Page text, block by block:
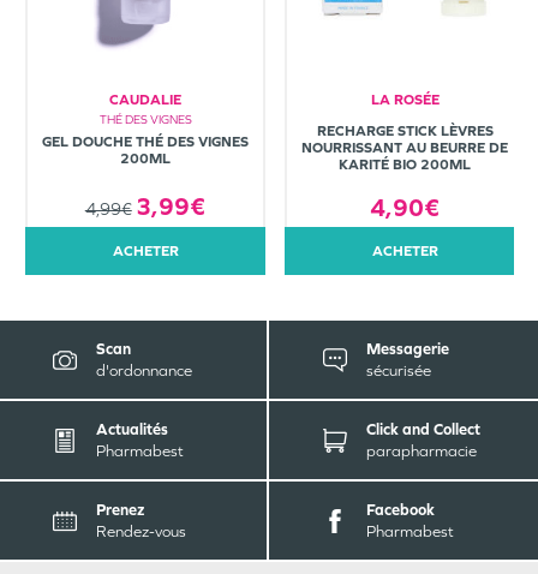
CAUDALIE
THÉ DES VIGNES
GEL DOUCHE THÉ DES VIGNES
200ML
4,99€ 3,99€
ACHETER
LA ROSÉE
RECHARGE STICK LÈVRES
NOURRISSANT AU BEURRE DE
KARITÉ BIO 200ML
4,90€
ACHETER
Scan
d'ordonnance
Messagerie
sécurisée
Actualités
Pharmabest
Click and Collect
parapharmacie
Prenez
Rendez-vous
Facebook
Pharmabest